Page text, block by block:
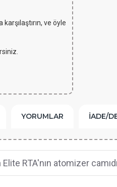
ve öyle
YORUMLAR İADE/
RTA'nın atomizer